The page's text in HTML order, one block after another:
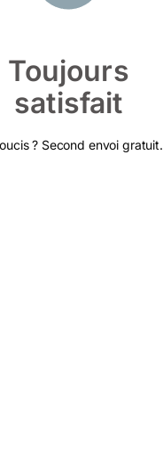
Toujours
satisfait
? Second envoi gratuit.